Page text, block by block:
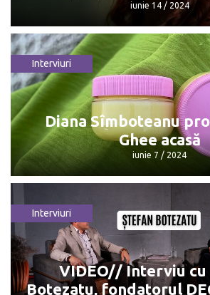
iunie 14 / 2024
Cum Sorina Damaschin
propriul curs de
iunie 14 / 2024
Interviuri
Diana Sîmboteanu
Ghee acasă
iunie 7 / 2024
Diana Sîmboteanu
acasă
iunie 7 / 2024
Interviuri
VIDEO// Interviu cu
Botezatu, fondatorul